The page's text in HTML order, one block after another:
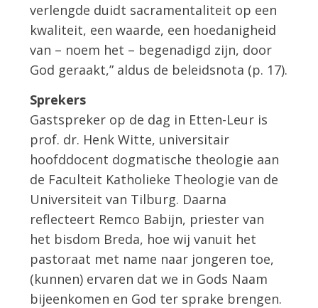
verlengde duidt sacramentaliteit op een
kwaliteit, een waarde, een hoedanigheid
van – noem het – begenadigd zijn, door
God geraakt,” aldus de beleidsnota (p. 17).
Sprekers
Gastspreker op de dag in Etten-Leur is
prof. dr. Henk Witte, universitair
hoofddocent dogmatische theologie aan
de Faculteit Katholieke Theologie van de
Universiteit van Tilburg. Daarna
reflecteert Remco Babijn, priester van
het bisdom Breda, hoe wij vanuit het
pastoraat met name naar jongeren toe,
(kunnen) ervaren dat we in Gods Naam
bijeenkomen en God ter sprake brengen.